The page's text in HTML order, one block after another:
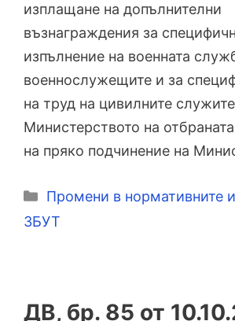
изплащане на допълнителни
възнаграждения за
изпълнение на военната
военнослужещите и за
на труд на цивилните
Министерството на
на пряко подчинение на
Категории
Промени в нормативните
ЗБУТ
ДВ, бр. 85 от